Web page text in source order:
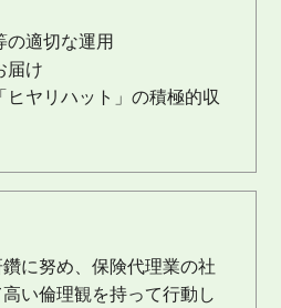
の適切な運用
届け
ヒヤリハット」の積極的収
に努め、保険代理業の社
い倫理観を持って行動し